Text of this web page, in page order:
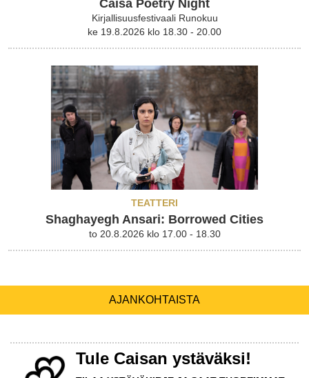
Caisa Poetry Night
Kirjallisuusfestivaali Runokuu
ke 19.8.2026 klo 18.30 - 20.00
TEATTERI
Shaghayegh Ansari: Borrowed Cities
to 20.8.2026 klo 17.00 - 18.30
AJANKOHTAISTA
Tule Caisan ystäväksi!